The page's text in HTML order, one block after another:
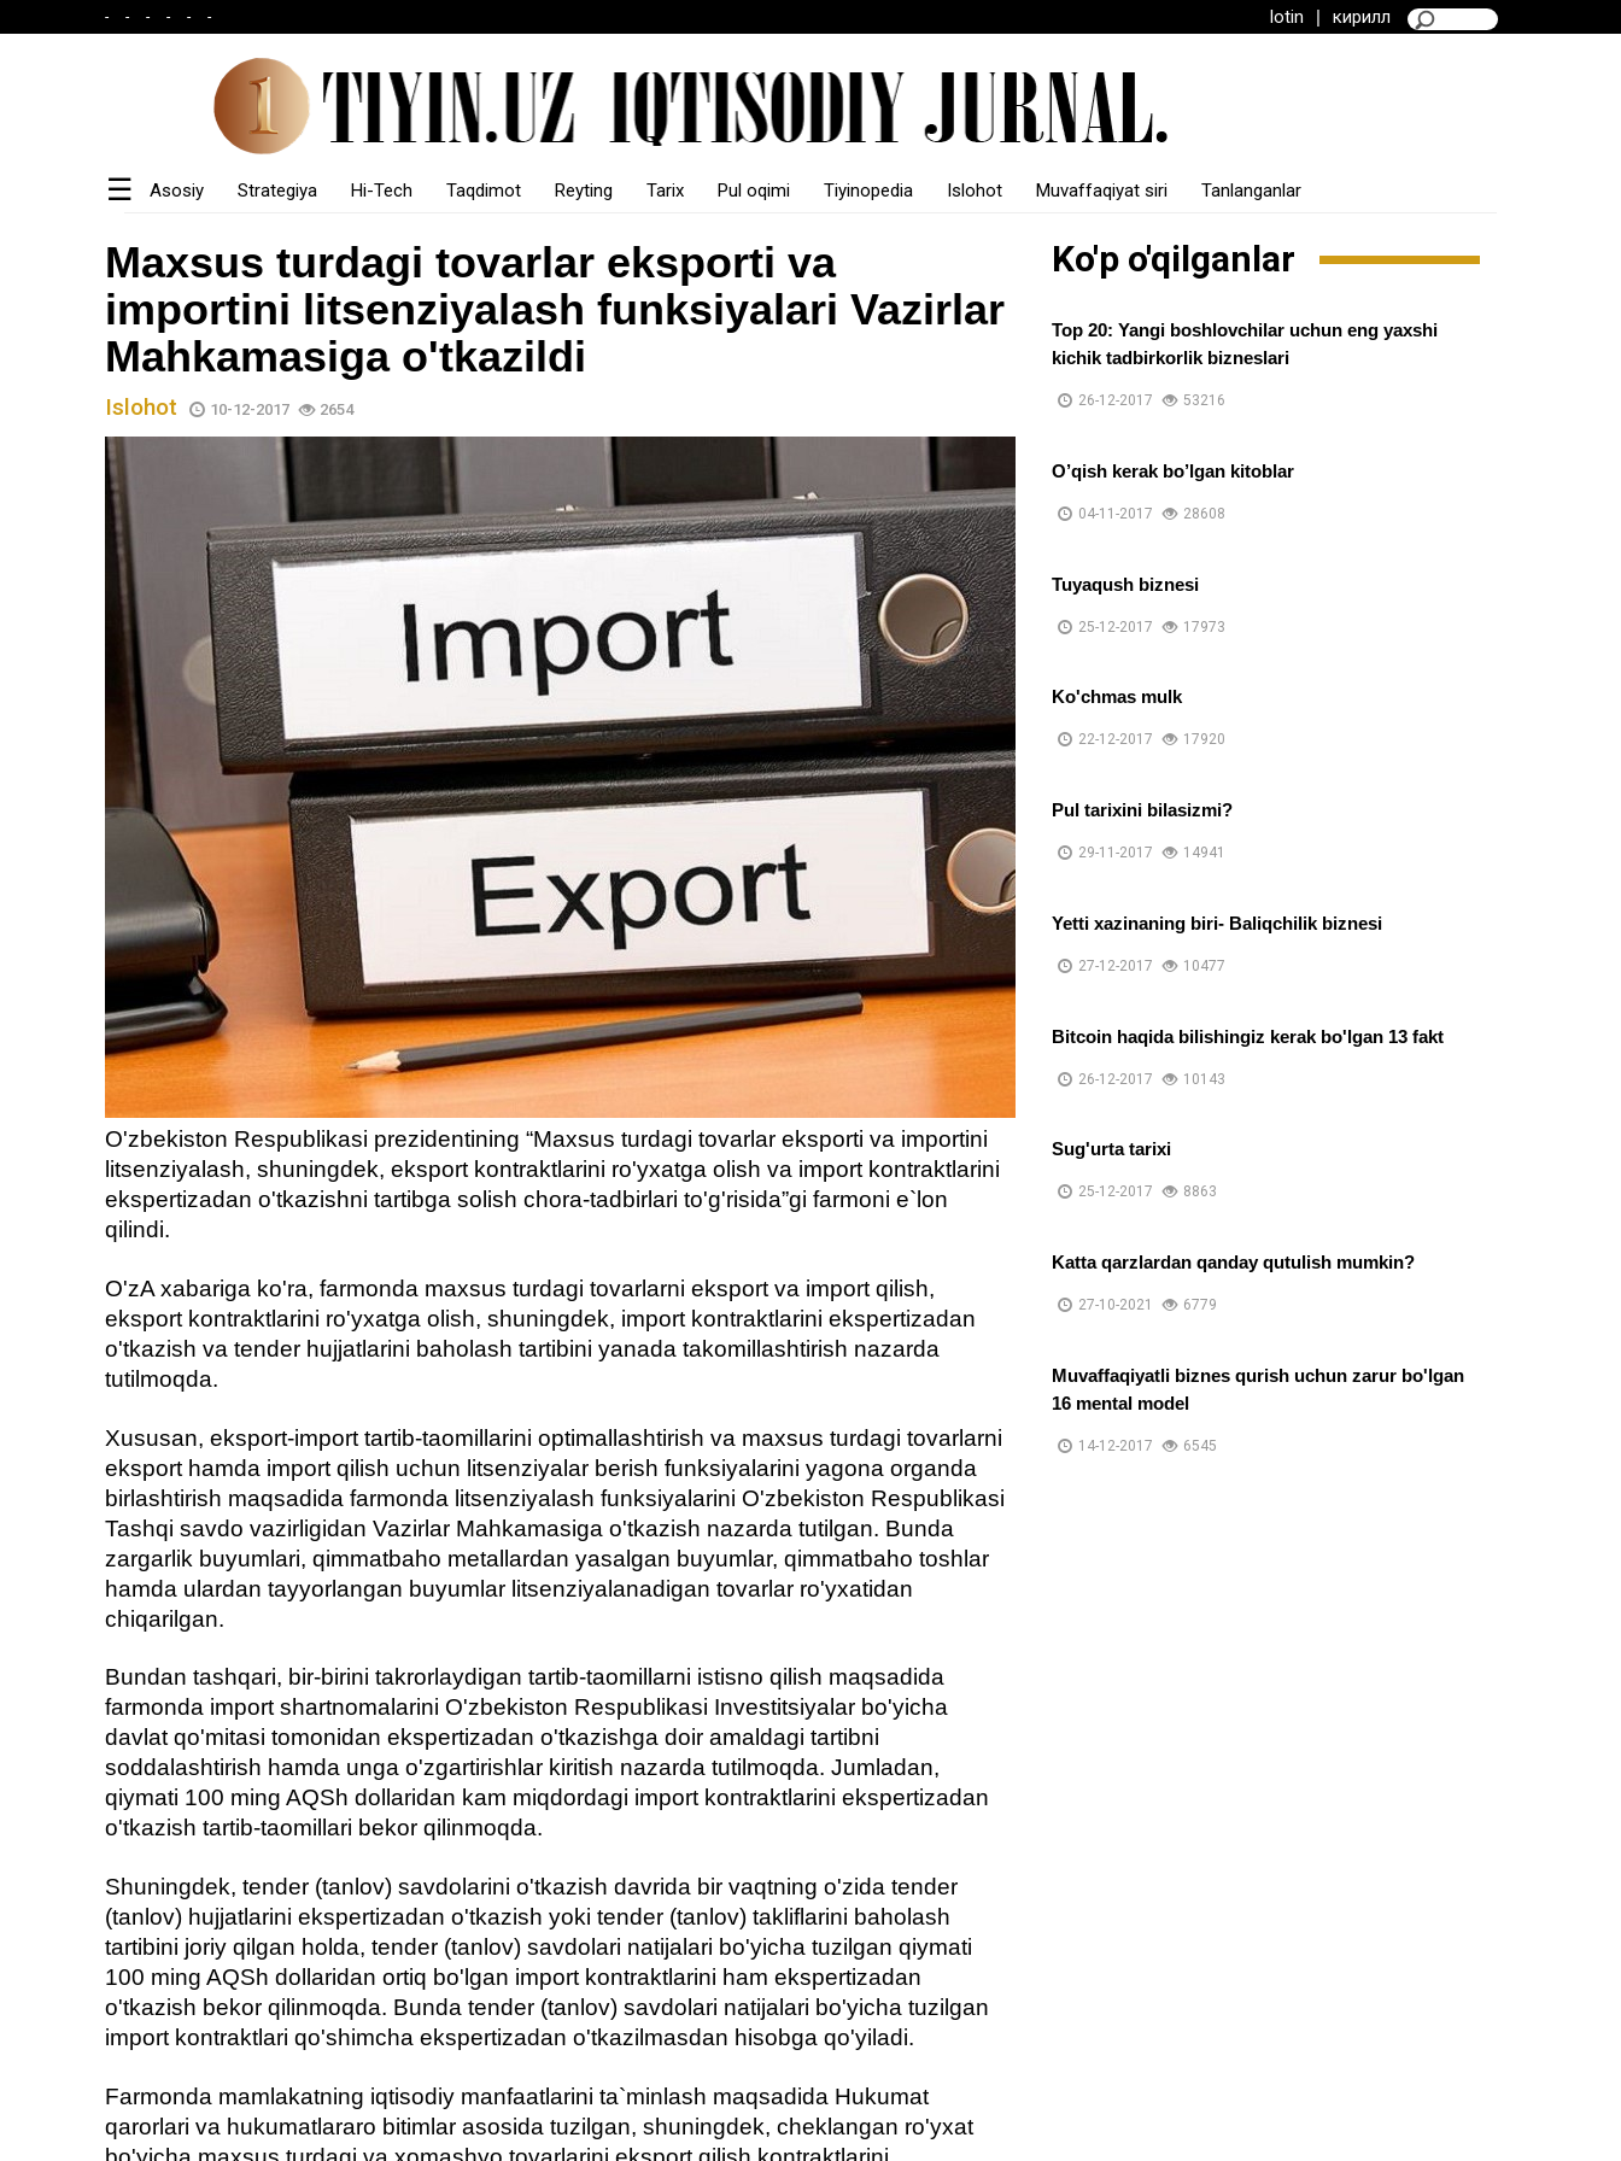
- - - - - - lotin | кирилл
Saytdan
foydalanish
☰ Asosiy Strategiya Hi-Tech Taqdimot Reyting Tarix Pul oqimi Tiyinopedia Islohot Muvaffaqiyat siri Tanlanganlar
Maxsus turdagi tovarlar eksporti va
importini litsenziyalash funksiyalari Vazirlar
Mahkamasiga o'tkazildi
Islohot 10-12-2017 2654
O'zbekiston Respublikasi prezidentining “Maxsus turdagi tovarlar eksporti va importini
litsenziyalash, shuningdek, eksport kontraktlarini ro'yxatga olish va import kontraktlarini
ekspertizadan o'tkazishni tartibga solish chora-tadbirlari to'g'risida”gi farmoni e`lon
qilindi.
O'zA xabariga ko'ra, farmonda maxsus turdagi tovarlarni eksport va import qilish,
eksport kontraktlarini ro'yxatga olish, shuningdek, import kontraktlarini ekspertizadan
o'tkazish va tender hujjatlarini baholash tartibini yanada takomillashtirish nazarda
tutilmoqda.
Xususan, eksport-import tartib-taomillarini optimallashtirish va maxsus turdagi tovarlarni
eksport hamda import qilish uchun litsenziyalar berish funksiyalarini yagona organda
birlashtirish maqsadida farmonda litsenziyalash funksiyalarini O'zbekiston Respublikasi
Tashqi savdo vazirligidan Vazirlar Mahkamasiga o'tkazish nazarda tutilgan. Bunda
zargarlik buyumlari, qimmatbaho metallardan yasalgan buyumlar, qimmatbaho toshlar
hamda ulardan tayyorlangan buyumlar litsenziyalanadigan tovarlar ro'yxatidan
chiqarilgan.
Bundan tashqari, bir-birini takrorlaydigan tartib-taomillarni istisno qilish maqsadida
farmonda import shartnomalarini O'zbekiston Respublikasi Investitsiyalar bo'yicha
davlat qo'mitasi tomonidan ekspertizadan o'tkazishga doir amaldagi tartibni
soddalashtirish hamda unga o'zgartirishlar kiritish nazarda tutilmoqda. Jumladan,
qiymati 100 ming AQSh dollaridan kam miqdordagi import kontraktlarini ekspertizadan
o'tkazish tartib-taomillari bekor qilinmoqda.
Shuningdek, tender (tanlov) savdolarini o'tkazish davrida bir vaqtning o'zida tender
(tanlov) hujjatlarini ekspertizadan o'tkazish yoki tender (tanlov) takliflarini baholash
tartibini joriy qilgan holda, tender (tanlov) savdolari natijalari bo'yicha tuzilgan qiymati
100 ming AQSh dollaridan ortiq bo'lgan import kontraktlarini ham ekspertizadan
o'tkazish bekor qilinmoqda. Bunda tender (tanlov) savdolari natijalari bo'yicha tuzilgan
import kontraktlari qo'shimcha ekspertizadan o'tkazilmasdan hisobga qo'yiladi.
Farmonda mamlakatning iqtisodiy manfaatlarini ta`minlash maqsadida Hukumat
qarorlari va hukumatlararo bitimlar asosida tuzilgan, shuningdek, cheklangan ro'yxat
Ko'p o'qilganlar
Top 20: Yangi boshlovchilar uchun eng yaxshi
kichik tadbirkorlik bizneslari
26-12-2017 53216
O’qish kerak bo’lgan kitoblar
04-11-2017 28608
Tuyaqush biznesi
25-12-2017 17973
Ko'chmas mulk
22-12-2017 17920
Pul tarixini bilasizmi?
29-11-2017 14941
Yetti xazinaning biri- Baliqchilik biznesi
27-12-2017 10477
Bitcoin haqida bilishingiz kerak bo'lgan 13 fakt
26-12-2017 10143
Sug'urta tarixi
25-12-2017 8863
​Katta qarzlardan qanday qutulish mumkin?
27-10-2021 6779
Muvaffaqiyatli biznes qurish uchun zarur bo'lgan
16 mental model
14-12-2017 6545